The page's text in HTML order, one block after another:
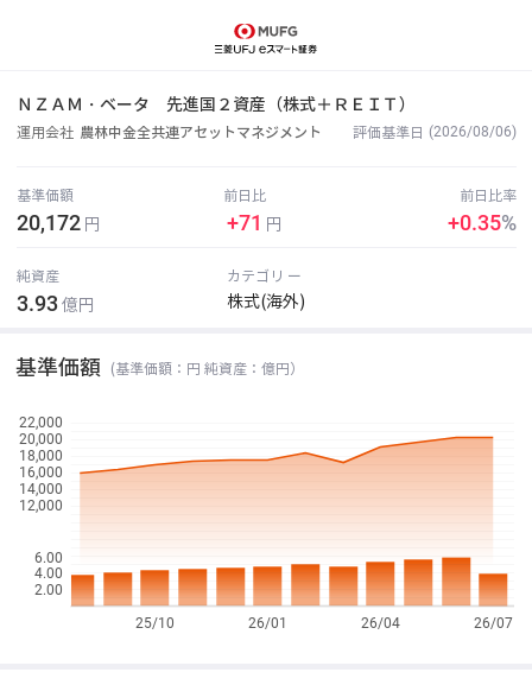
ＮＺＡＭ・ベータ 先進国２資産（株式＋ＲＥＩＴ）
運用会社 農林中金全共連アセットマネジメント 評価基準日 (2026/08/06)
基準価額 前日比 前日比率
20,172 円 +71 円 +0.35%
純資産 カテゴリ ー
3.93 億円 株式(海外)
基準価額 (基準価額：円 純資産：億円）
2.00
4.00
6.00
25/10 26/01 26/04 26/07
12,000
14,000
16,000
18,000
20,000
22,000